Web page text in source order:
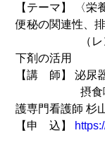
【テーマ】 〈栄
便秘の関連性、
（レントゲ
下剤の活用
【講 師】 泌尿
摂食嚥下障
護専門看護師 杉
【申 込】